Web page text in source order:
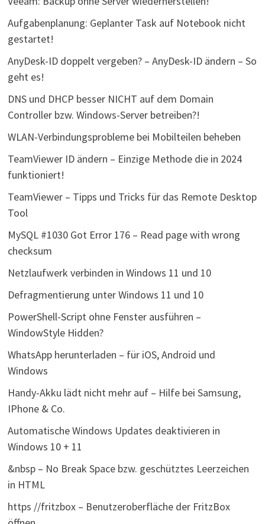
Aufgabenplanung: Geplanter Task auf Notebook nicht
gestartet!
AnyDesk-ID doppelt vergeben? – AnyDesk-ID ändern – So
geht es!
DNS und DHCP besser NICHT auf dem Domain
Controller bzw. Windows-Server betreiben?!
WLAN-Verbindungsprobleme bei Mobilteilen beheben
TeamViewer ID ändern – Einzige Methode die in 2024
funktioniert!
TeamViewer – Tipps und Tricks für das Remote Desktop
Tool
MySQL #1030 Got Error 176 – Read page with wrong
checksum
Netzlaufwerk verbinden in Windows 11 und 10
Defragmentierung unter Windows 11 und 10
PowerShell-Script ohne Fenster ausführen –
WindowStyle Hidden?
WhatsApp herunterladen – für iOS, Android und
Windows
Handy-Akku lädt nicht mehr auf – Hilfe bei Samsung,
IPhone & Co.
Automatische Windows Updates deaktivieren in
Windows 10 + 11
&nbsp – No Break Space bzw. geschütztes Leerzeichen
in HTML
https //fritzbox – Benutzeroberfläche der FritzBox